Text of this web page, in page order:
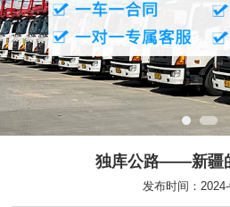
独库公路——新疆
发布时间：